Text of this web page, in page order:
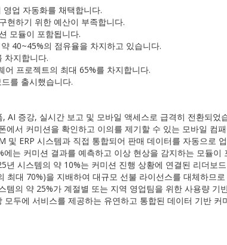
업 자동화를 채택합니다.
현하기 위한 예산이 부족합니다.
모듈이 포함됩니다.
40~45%의 점유율을 차지하고 있습니다.
차지합니다.
프로젝트의 최대 65%를 차지합니다.
를 출시했습니다.
증강, 실시간 보고 및 모바일 액세스로 급격히 전환되었
서 커미션을 확인하고 이의를 제기할 수 있는 모바일 컴
및 ERP 시스템과 직접 통합되어 판매 데이터를 자동으로
는 커미션 결과를 예측하고 이상 현상을 감지하는 모듈이
시스템의 약 10%는 커미션 진행 상황에 연결된 리더보
대 70%)을 지배하여 대규모 선불 라이선스를 대체하므
의 약 25%가 계절별 또는 지역 영업팀을 위한 사용량 기
두에 서비스를 제공하는 유연하고 통합된 데이터 기반 커